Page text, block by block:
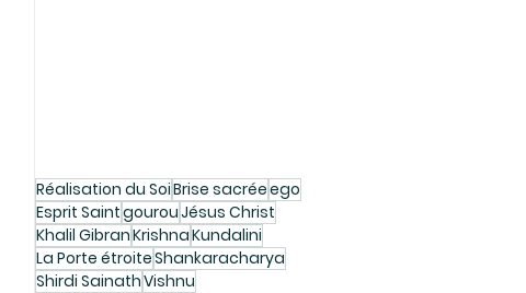
Réalisation du SoiBrise sacréeego
Esprit SaintgourouJésus Christ
Khalil GibranKrishnaKundalini
La Porte étroiteShankaracharya
Shirdi SainathVishnu